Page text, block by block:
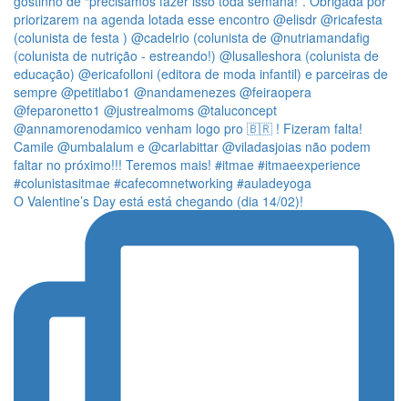
O Valentine’s Day está está chegando (dia 14/02)!